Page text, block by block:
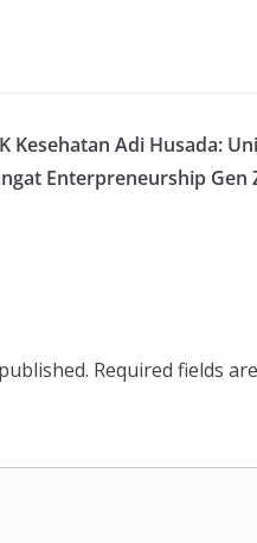
Kesehatan Adi Husada:
Enterpreneurship Gen
Required fields